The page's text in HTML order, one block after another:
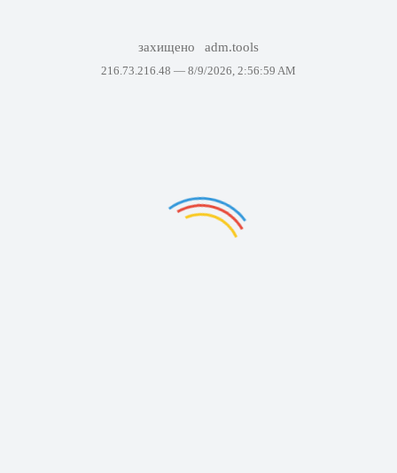
захищено adm.tools
216.73.216.48 — 8/9/2026, 2:56:59 AM